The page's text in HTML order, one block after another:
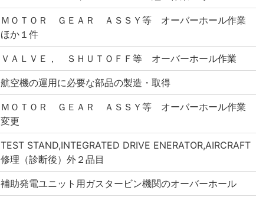
ＭＯＴＯＲ ＧＥＡＲ ＡＳＳＹ等 オーバーホール作業
ほか１件
ＶＡＬＶＥ， ＳＨＵＴＯＦＦ等 オーバーホール作業
航空機の運用に必要な部品の製造・取得
ＭＯＴＯＲ ＧＥＡＲ ＡＳＳＹ等 オーバーホール作業
変更
TEST STAND,INTEGRATED DRIVE ENERATOR,AIRCRAFT
修理（診断後）外２品目
補助発電ユニット用ガスタービン機関のオーバーホール